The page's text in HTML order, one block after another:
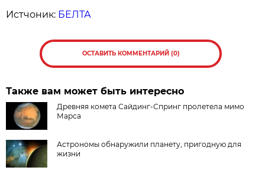
Истчоник: БЕЛТА
ОСТАВИТЬ КОММЕНТАРИЙ (0)
Также вам может быть интересно
Древняя комета Сайдинг-Спринг пролетела мимо
Марса
Астрономы обнаружили планету, пригодную для
жизни